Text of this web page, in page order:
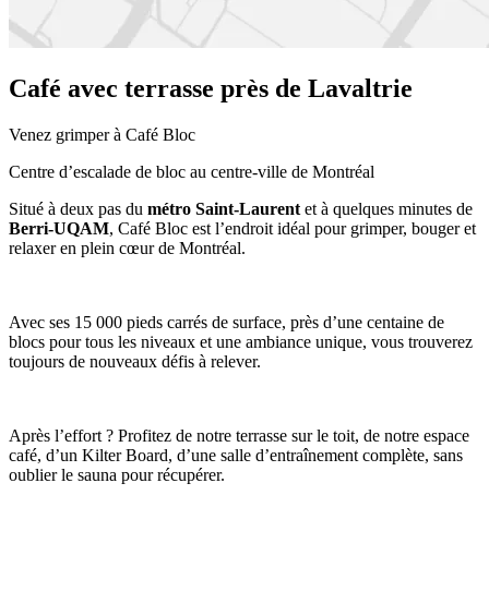
Café avec terrasse près de Lavaltrie
Venez grimper à Café Bloc
Centre d’escalade de bloc au centre-ville de Montréal
Situé à deux pas du métro Saint-Laurent et à quelques minutes de
Berri-UQAM, Café Bloc est l’endroit idéal pour grimper, bouger et
relaxer en plein cœur de Montréal.
Avec ses 15 000 pieds carrés de surface, près d’une centaine de
blocs pour tous les niveaux et une ambiance unique, vous trouverez
toujours de nouveaux défis à relever.
Après l’effort ? Profitez de notre terrasse sur le toit, de notre espace
café, d’un Kilter Board, d’une salle d’entraînement complète, sans
oublier le sauna pour récupérer.